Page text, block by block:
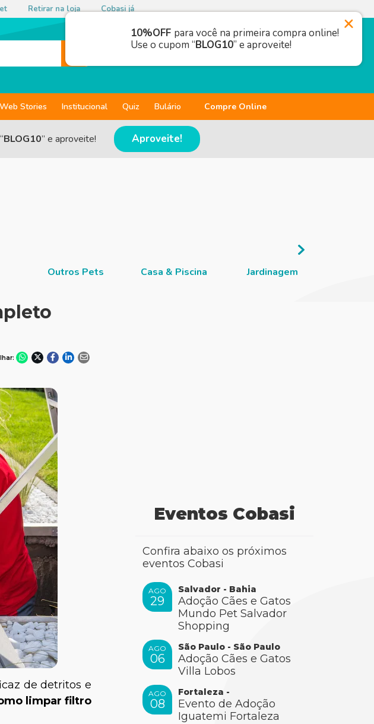
Retirar na loja Cobasi já
Web Stories Institucional Quiz Bulário Compre Online
BLOG10” e aproveite! Aproveite!
Outros Pets Casa & Piscina Jardinagem
de detritos e
limpar filtro
Eventos Cobasi
Confira abaixo os próximos
eventos Cobasi
AGO
29
Salvador - Bahia
Adoção Cães e Gatos
Mundo Pet Salvador
Shopping
AGO
06
São Paulo - São Paulo
Adoção Cães e Gatos
Villa Lobos
AGO
08
Fortaleza -
Evento de Adoção
Iguatemi Fortaleza
10%OFF para você na primeira compra online!
Use o cupom “BLOG10” e aproveite!